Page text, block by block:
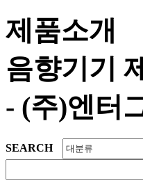
제품소개
음향기기
- (주)엔터
SEARCH